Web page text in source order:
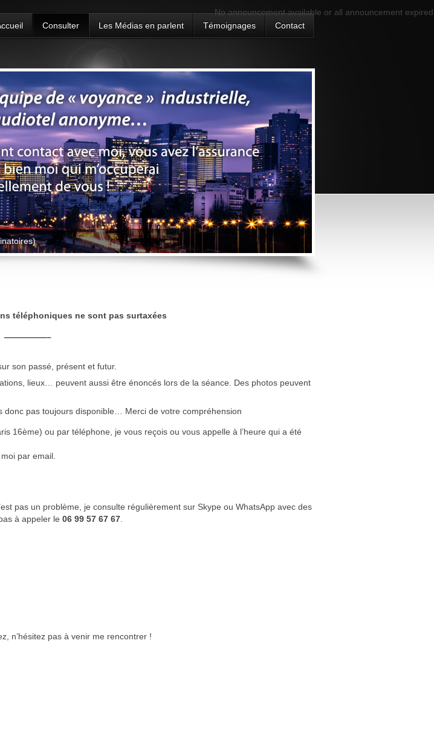
Consulter Les Médias en parlent Témoignages Contact
No announcement available or all announcement
téléphoniques ne sont pas surtaxées
—————–
son passé, présent et futur.
lieux… peuvent aussi être énoncés lors de la séance. Des photos peuvent
donc pas toujours disponible… Merci de votre compréhension
16ème) ou par téléphone, je vous reçois ou vous appelle à l’heure qui a été
par email.
pas un problème, je consulte régulièrement sur Skype ou WhatsApp avec des
à appeler le 06 99 57 67 67
n’hésitez pas à venir me rencontrer !